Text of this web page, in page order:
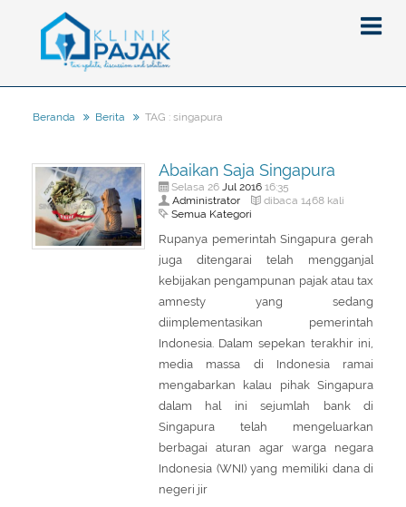
Artikel
Pajak
Pengantar
Pajak Penghasilan (PPh)
Pajak Pertambahan Nilai (PPN)
Administrasi Perpajakan
Penghitungan Pajak
Peraturan
Update Aturan Pajak
Aturan Pajak Lainnya
Pengampunan Pajak
Peraturan Pengampunan Pajak
Infografis Pengampunan Pajak
Beranda Berita TAG : singapura
Abaikan Saja Singapura
Selasa 26 Jul 201616:35
Administrator dibaca 1468 kali
Semua Kategori
Rupanya pemerintah Singapura gerah
juga ditengarai telah mengganjal
kebijakan pengampunan pajak atau tax
amnesty yang sedang
diimplementasikan pemerintah
Indonesia. Dalam sepekan terakhir ini,
media massa di Indonesia ramai
mengabarkan kalau pihak Singapura
dalam hal ini sejumlah bank di
Singapura telah mengeluarkan
berbagai aturan agar warga negara
Indonesia (WNI) yang memiliki dana di
negeri jir